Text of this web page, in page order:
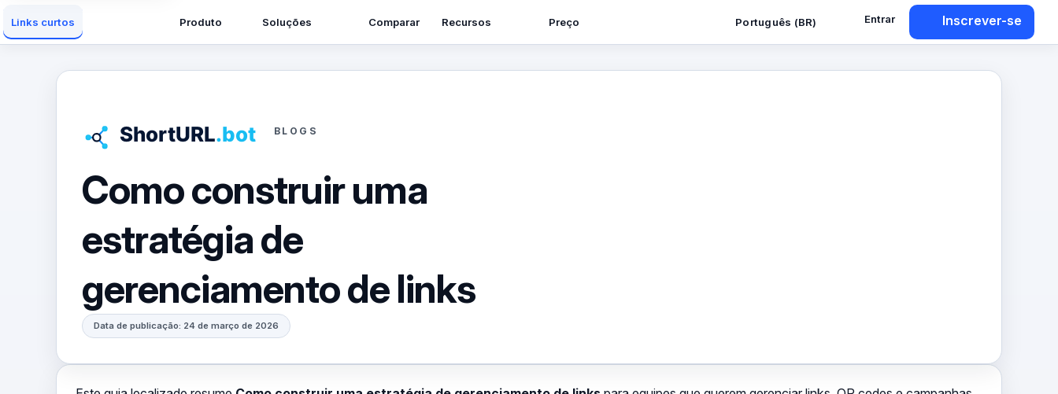
Links curtos Produto Soluções Comparar Recursos Preço Português (BR) Entrar Inscrever-se
BLOGS
Como construir uma
estratégia de
gerenciamento de links
Data de publicação: 24 de março de 2026